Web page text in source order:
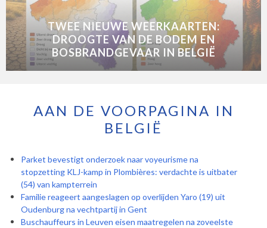
TWEE NIEUWE WEERKAARTEN:
DROOGTE VAN DE BODEM EN
BOSBRANDGEVAAR IN BELGIË
AAN DE VOORPAGINA IN
BELGIË
Parket bevestigt onderzoek naar voyeurisme na
stopzetting KLJ-kamp in Plombières: verdachte is uitbater
(54) van kampterrein
Familie reageert aangeslagen op overlijden Yaro (19) uit
Oudenburg na vechtpartij in Gent
Buschauffeurs in Leuven eisen maatregelen na zoveelste